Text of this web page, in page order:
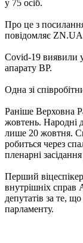
у 75 осіб.
Про це з
повідомляє ZN.UA
Covid-19 виявили у
апарату ВР.
Одна зі
Раніше Верховна
жовтень. Народні
лише 20 жовтня.
робиться через
пленарні
Перший
внутрішніх справ
депутатів за те,
парламенту.